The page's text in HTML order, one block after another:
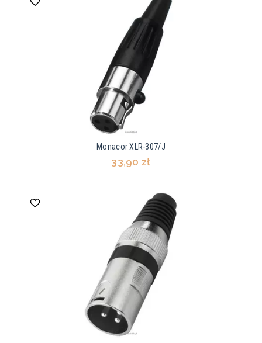
Monacor XLR-307/J
33,90 zł